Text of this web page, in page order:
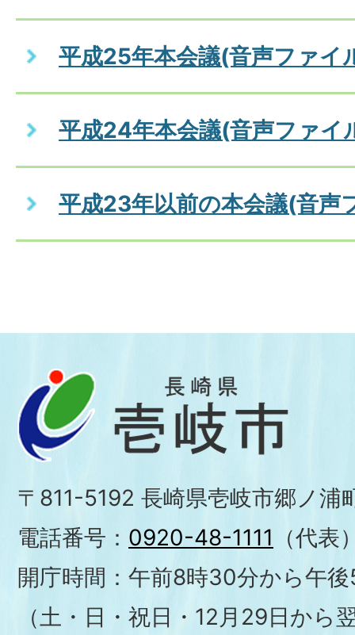
平成25年本会議(音声ファイ
平成24年本会議(音声ファイ
平成23年以前の本会議(音声
〒811-5192 長崎県壱岐市郷ノ浦
電話番号： 0920-48-1111 （代表
開庁時間：午前8時30分から午
（土・日・祝日・12月29日から